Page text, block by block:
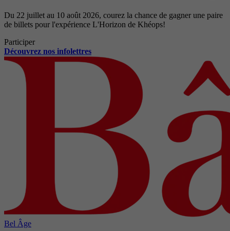
Du 22 juillet au 10 août 2026, courez la chance de gagner une paire
de billets pour l'expérience L'Horizon de Khéops!
Participer
Découvrez nos infolettres
Bel Âge